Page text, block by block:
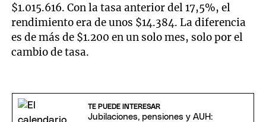
$1.015.616. Con la tasa anterior del 17,5%, el
rendimiento era de unos $14.384. La diferencia
es de más de $1.200 en un solo mes, solo por el
cambio de tasa.
TE PUEDE INTERESAR
Jubilaciones, pensiones y AUH: